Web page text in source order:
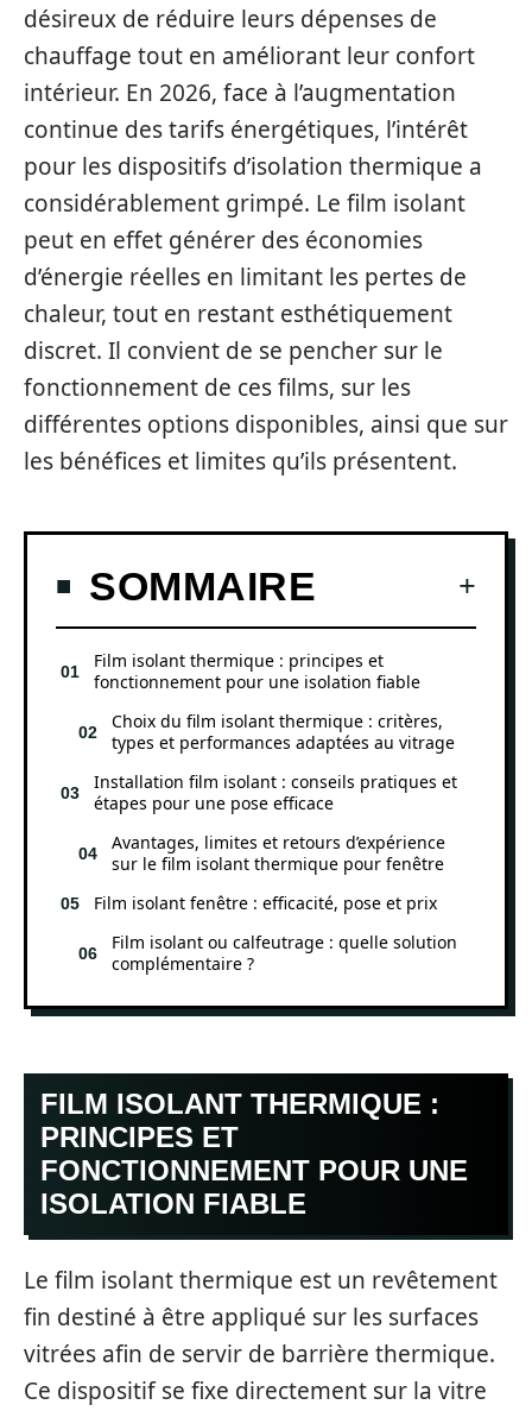
désireux de réduire leurs dépenses de
chauffage tout en améliorant leur confort
intérieur. En 2026, face à l’augmentation
continue des tarifs énergétiques, l’intérêt
pour les dispositifs d’isolation thermique a
considérablement grimpé. Le film isolant
peut en effet générer des économies
d’énergie réelles en limitant les pertes de
chaleur, tout en restant esthétiquement
discret. Il convient de se pencher sur le
fonctionnement de ces films, sur les
différentes options disponibles, ainsi que sur
les bénéfices et limites qu’ils présentent.
SOMMAIRE
Film isolant thermique : principes et
fonctionnement pour une isolation fiable
Choix du film isolant thermique : critères,
types et performances adaptées au vitrage
Installation film isolant : conseils pratiques et
étapes pour une pose efficace
Avantages, limites et retours d’expérience
sur le film isolant thermique pour fenêtre
Film isolant fenêtre : efficacité, pose et prix
Film isolant ou calfeutrage : quelle solution
complémentaire ?
FILM ISOLANT THERMIQUE :
PRINCIPES ET
FONCTIONNEMENT POUR UNE
ISOLATION FIABLE
Le film isolant thermique est un revêtement
fin destiné à être appliqué sur les surfaces
vitrées afin de servir de barrière thermique.
Ce dispositif se fixe directement sur la vitre